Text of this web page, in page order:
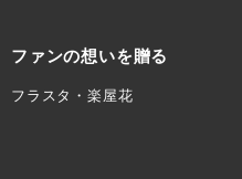
ファンの想いを贈る
フラスタ・楽屋花